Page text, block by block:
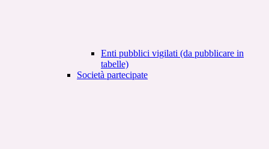
Enti pubblici vigilati (da pubblicare in
tabelle)
Società partecipate